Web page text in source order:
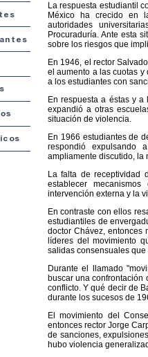
La respuesta estudiantil
México ha crecido en
autoridades
Procuraduría. Ante esta
sobre los riesgos que
En 1946, el rector
el aumento a las cuotas
a los estudiantes con
En respuesta a éstas y
expandió a otras
situación de violencia.
En 1966 estudiantes de
respondió expulsando
ampliamente discutido, la
La falta de receptividad
establecer
intervención externa y la
En contraste con ellos
estudiantiles de
doctor Chávez, entonces
líderes del movimiento
salidas consensuales
Durante el llamado
buscar una confrontación
conflicto. Y qué decir de
durante los sucesos de
El movimiento del
entonces rector Jorge
de sanciones,
hubo violencia